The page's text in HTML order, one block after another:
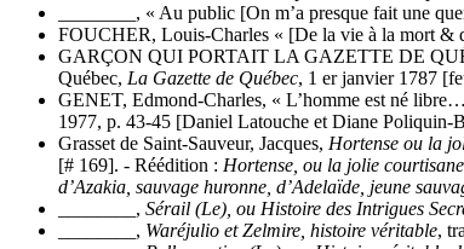
________, « Au public [On m’a presque fait une
FOUCHER, Louis-Charles « [De la vie à la mort &
GARÇON QUI PORTAIT LA GAZETTE DE
Québec, La Gazette de Québec, 1 er janvier 1787
GENET, Edmond-Charles, « L’homme est né
1977, p. 43-45 [Daniel Latouche et Diane Poliquin-
Grasset de Saint-Sauveur, Jacques, Hortense ou la
[# 169]. - Réédition : Hortense, ou la jolie
d’Azakia, sauvage huronne, d’Adelaïde, jeune
________, Sérail (Le), ou Histoire des Intrigues
________, Waréjulio et Zelmire, histoire véritable,